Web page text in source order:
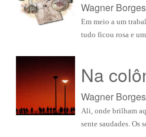
Wagner Borges
Em meio a um
tudo ficou rosa e
Na
Wagner Borges
Ali, onde brilham
sente saudades. Os